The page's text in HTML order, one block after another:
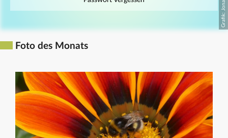
Foto des Monats